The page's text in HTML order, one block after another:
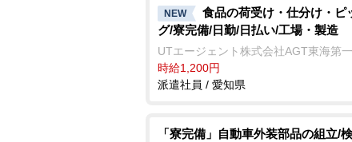
NEW
食品の荷受け・仕分け・ピ
グ/寮完備/日勤/日払い/工場・製造
UTエージェント株式会社AGT東海第
時給1,200円
派遣社員 / 愛知県
「寮完備」自動車外装部品の組立/